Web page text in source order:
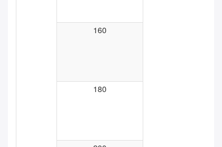
160
180